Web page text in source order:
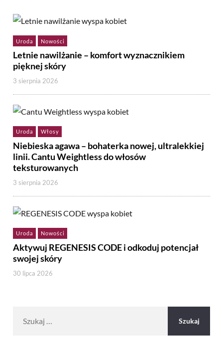
Uroda Nowości
Letnie nawilżanie – komfort wyznacznikiem
pięknej skóry
3 sierpnia 2026
Uroda Włosy
Niebieska agawa – bohaterka nowej, ultralekkiej
linii. Cantu Weightless do włosów
teksturowanych
3 sierpnia 2026
Uroda Nowości
Aktywuj REGENESIS CODE i odkoduj potencjał
swojej skóry
30 lipca 2026